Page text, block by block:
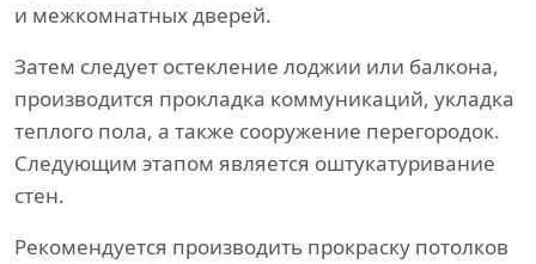
и межкомнатных дверей.
Затем следует остекление лоджии или балкона,
производится прокладка коммуникаций, укладка
теплого пола, а также сооружение перегородок.
Следующим этапом является оштукатуривание
стен.
Рекомендуется производить прокраску потолков